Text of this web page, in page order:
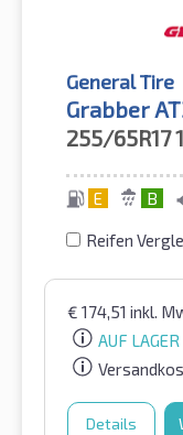
General Tire
Grabber
255/65R17
E B
Reifen
€ 174,51 inkl.
AUF LAGER
Details